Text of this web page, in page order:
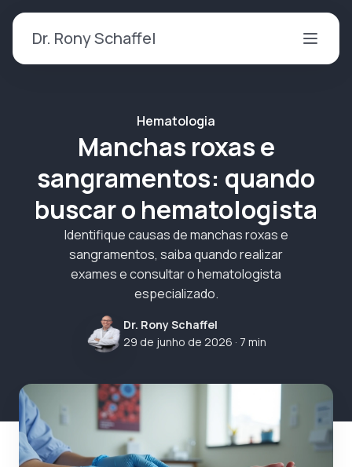
Dr. Rony Schaffel
Hematologia
Manchas roxas e
sangramentos: quando
buscar o hematologista
Identifique causas de manchas roxas e
sangramentos, saiba quando realizar
exames e consultar o hematologista
especializado.
Dr. Rony Schaffel
29 de junho de 2026 · 7 min